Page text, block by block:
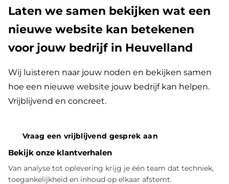
Laten we samen bekijken wat een
nieuwe website kan betekenen
voor jouw bedrijf in Heuvelland
Wij luisteren naar jouw noden en bekijken samen
hoe een nieuwe website jouw bedrijf kan helpen.
Vrijblijvend en concreet.
Vraag een vrijblijvend gesprek aan
Bekijk onze klantverhalen
Van analyse tot oplevering krijg je één team dat techniek,
toegankelijkheid en inhoud op elkaar afstemt.